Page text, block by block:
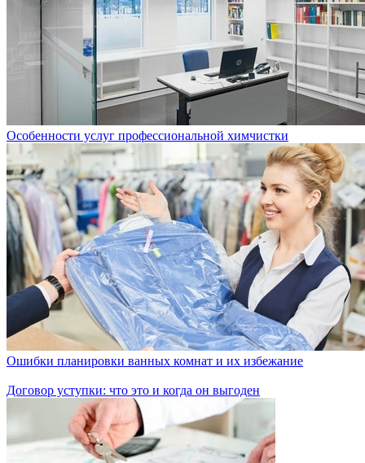
Особенности услуг профессиональной химчистки
Ошибки планировки ванных комнат и их избежание
Договор уступки: что это и когда он выгоден